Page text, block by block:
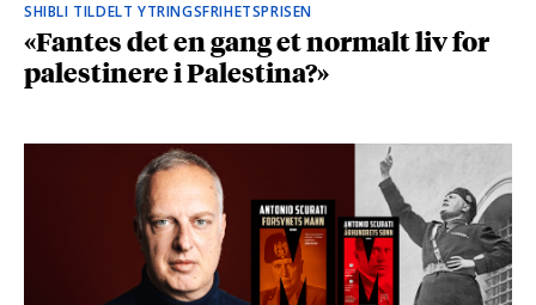
SHIBLI TILDELT YTRINGSFRIHETSPRISEN
«Fantes det en gang et normalt liv for
palestinere i Palestina?»